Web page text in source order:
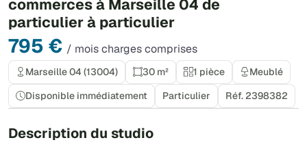
commerces à Marseille 04 de
particulier à particulier
795 € / mois charges comprises
Marseille 04 (13004) 30 m² 1 pièce
Meublé
Disponible immédiatement
Particulier Réf. 2398382
Description du studio